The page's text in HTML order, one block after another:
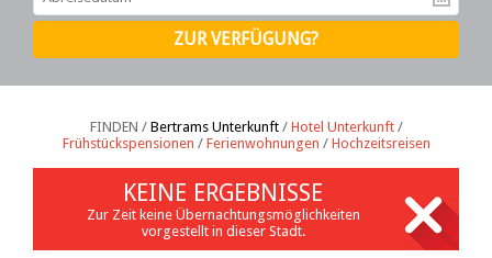
FINDEN / Bertrams Unterkunft/ Hotel Unterkunft/
Frühstückspensionen / Ferienwohnungen / Hochzeitsreisen
KEINE ERGEBNISSE
Zur Zeit keine Übernachtungsmöglichkeiten
vorgestellt in dieser Stadt.